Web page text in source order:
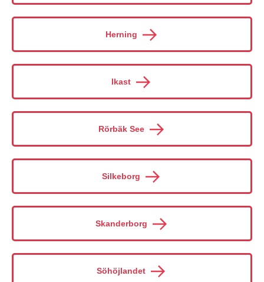
Herning
Ikast
Rörbäk See
Silkeborg
Skanderborg
Söhöjlandet